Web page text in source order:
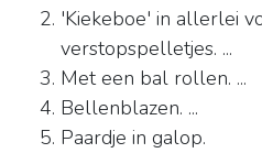
'Kiekeboe' in allerlei
verstopspelletjes. ...
Met een bal rollen. ...
Bellenblazen. ...
Paardje in galop.